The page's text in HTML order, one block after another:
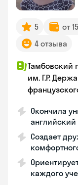
5 от
4 отзыва
Тамбовский
им. Г.Р.
Окончила
Создает
каждого